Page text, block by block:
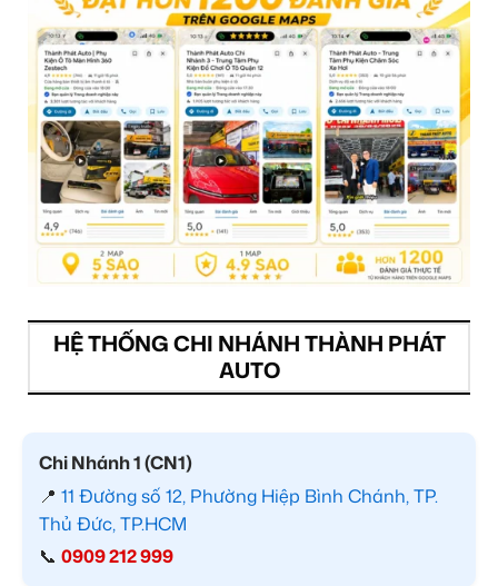
HỆ THỐNG CHI NHÁNH THÀNH PHÁT
AUTO
Chi Nhánh 1 (CN1)
📍 11 Đường số 12, Phường Hiệp Bình Chánh, TP.
Thủ Đức, TP.HCM
📞 0909 212 999